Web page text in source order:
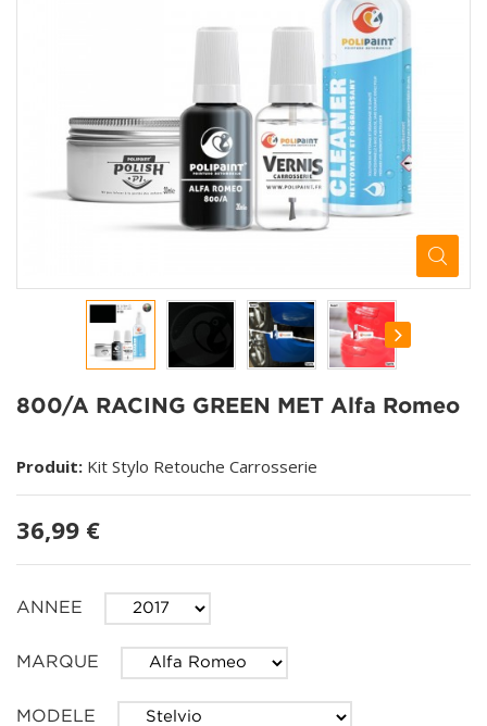
800/A RACING GREEN MET Alfa Romeo
Produit: Kit Stylo Retouche Carrosserie
36,99 €
ANNEE
MARQUE
MODELE